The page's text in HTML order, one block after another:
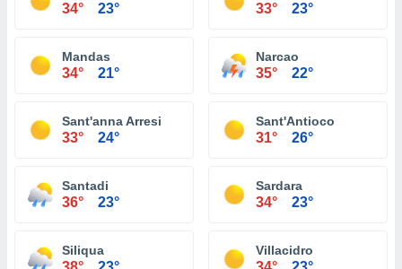
34° 23° 33° 23°
Mandas
34° 21°
Narcao
35° 22°
Sant'anna Arresi
33° 24°
Sant'Antioco
31° 26°
Santadi
36° 23°
Sardara
34° 23°
Siliqua Villacidro